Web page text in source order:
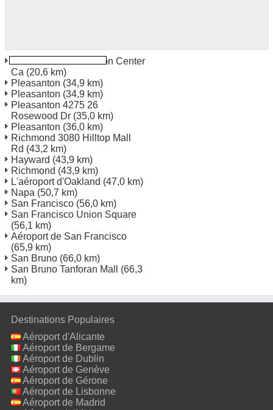
Rio Vista Abel Collision Center
Ca (20,6 km)
Pleasanton (34,9 km)
Pleasanton (34,9 km)
Pleasanton 4275 26
Rosewood Dr (35,0 km)
Pleasanton (36,0 km)
Richmond 3080 Hilltop Mall
Rd (43,2 km)
Hayward (43,9 km)
Richmond (43,9 km)
L'aéroport d'Oakland (47,0 km)
Napa (50,7 km)
San Francisco (56,0 km)
San Francisco Union Square
(56,1 km)
Aéroport de San Francisco
(65,9 km)
San Bruno (66,0 km)
San Bruno Tanforan Mall
(66,3
km)
Destinations Populaires
Aéroport d'Alicante
Aéroport de Bergame
Aéroport de Dublin
Aéroport de Genève
Aéroport de Gérone
Aéroport de Lisbonne
Aéroport de Madrid